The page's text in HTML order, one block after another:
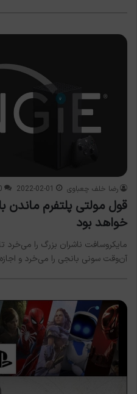
رضا خلف چعباوی 2022-02-01
قول مولتی پلتفرم
خواهد بود
مایکروسافت ناشران بزرگ را می‌خرد
آن‌وقت سونی بانجی را می‌خرد و